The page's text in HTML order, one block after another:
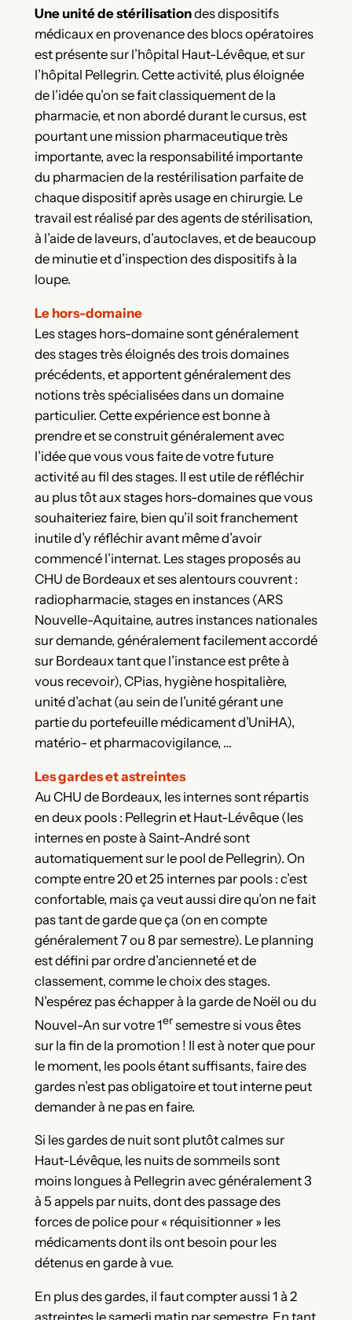
Une unité de stérilisationdes dispositifs
médicaux en provenance des blocs opératoires
est présente sur l’hôpital Haut-Lévêque, et sur
l’hôpital Pellegrin. Cette activité, plus éloignée
de l’idée qu’on se fait classiquement de la
pharmacie, et non abordé durant le cursus, est
pourtant une mission pharmaceutique très
importante, avec la responsabilité importante
du pharmacien de la restérilisation parfaite de
chaque dispositif après usage en chirurgie. Le
travail est réalisé par des agents de stérilisation,
à l’aide de laveurs, d’autoclaves, et de beaucoup
de minutie et d’inspection des dispositifs à la
loupe.
Le hors-domaine
Les stages hors-domaine sont généralement
des stages très éloignés des trois domaines
précédents, et apportent généralement des
notions très spécialisées dans un domaine
particulier. Cette expérience est bonne à
prendre et se construit généralement avec
l’idée que vous vous faite de votre future
activité au fil des stages. Il est utile de réfléchir
au plus tôt aux stages hors-domaines que vous
souhaiteriez faire, bien qu’il soit franchement
inutile d’y réfléchir avant même d’avoir
commencé l’internat. Les stages proposés au
CHU de Bordeaux et ses alentours couvrent :
radiopharmacie, stages en instances (ARS
Nouvelle-Aquitaine, autres instances nationales
sur demande, généralement facilement accordé
sur Bordeaux tant que l’instance est prête à
vous recevoir), CPias, hygiène hospitalière,
unité d’achat (au sein de l’unité gérant une
partie du portefeuille médicament d’UniHA),
matério- et pharmacovigilance, …
Les gardes et astreintes
Au CHU de Bordeaux, les internes sont répartis
en deux pools : Pellegrin et Haut-Lévêque (les
internes en poste à Saint-André sont
automatiquement sur le pool de Pellegrin). On
compte entre 20 et 25 internes par pools : c’est
confortable, mais ça veut aussi dire qu’on ne fait
pas tant de garde que ça (on en compte
généralement 7 ou 8 par semestre). Le planning
est défini par ordre d’ancienneté et de
classement, comme le choix des stages.
N’espérez pas échapper à la garde de Noël ou du
Nouvel-An sur votre 1ersemestre si vous êtes
sur la fin de la promotion ! Il est à noter que pour
le moment, les pools étant suffisants, faire des
gardes n’est pas obligatoire et tout interne peut
demander à ne pas en faire.
Si les gardes de nuit sont plutôt calmes sur
Haut-Lévêque, les nuits de sommeils sont
moins longues à Pellegrin avec généralement 3
à 5 appels par nuits, dont des passage des
forces de police pour « réquisitionner » les
médicaments dont ils ont besoin pour les
détenus en garde à vue.
En plus des gardes, il faut compter aussi 1 à 2